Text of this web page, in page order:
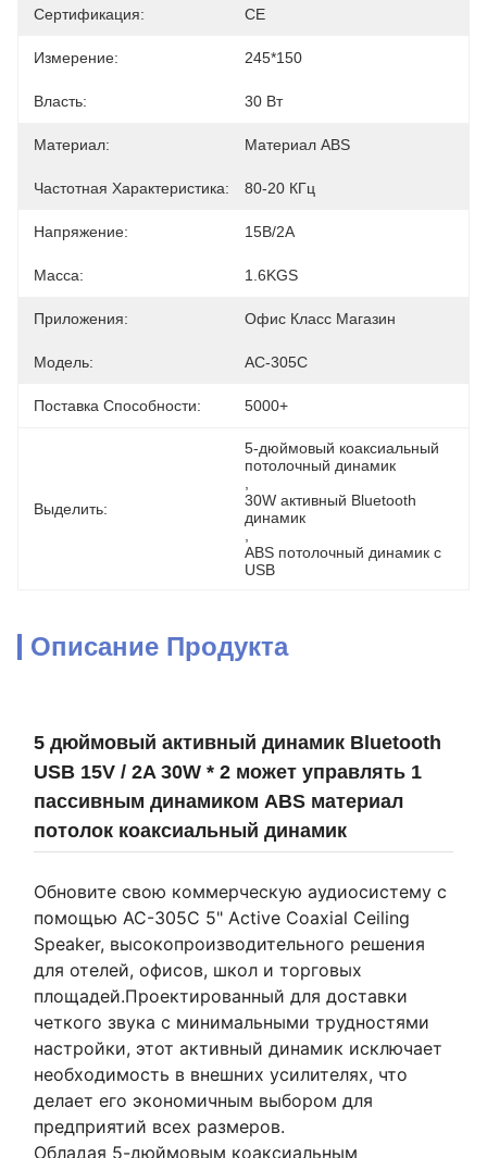
Сертификация: CE
Измерение: 245*150
Власть: 30 Вт
Материал: Материал ABS
Частотная Характеристика: 80-20 КГц
Напряжение: 15В/2А
Масса: 1.6KGS
Приложения: Офис Класс Магазин
Модель: АС-305С
Поставка Способности: 5000+
Выделить:
5-дюймовый коаксиальный
потолочный динамик
30W активный Bluetooth
динамик
ABS потолочный динамик с
USB
Описание Продукта
5 дюймовый активный динамик Bluetooth
USB 15V / 2A 30W * 2 может управлять 1
пассивным динамиком ABS материал
потолок коаксиальный динамик
Обновите свою коммерческую аудиосистему с
помощью AC-305C 5" Active Coaxial Ceiling
Speaker, высокопроизводительного решения
для отелей, офисов, школ и торговых
площадей.Проектированный для доставки
четкого звука с минимальными трудностями
настройки, этот активный динамик исключает
необходимость в внешних усилителях, что
делает его экономичным выбором для
предприятий всех размеров.
Обладая 5-дюймовым коаксиальным